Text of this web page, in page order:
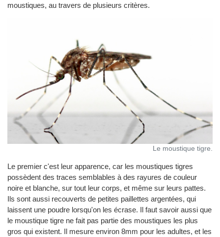
moustiques, au travers de plusieurs critères.
Le moustique tigre.
Le premier c'est leur apparence, car les moustiques tigres
possèdent des traces semblables à des rayures de couleur
noire et blanche, sur tout leur corps, et même sur leurs pattes.
Ils sont aussi recouverts de petites paillettes argentées, qui
laissent une poudre lorsqu'on les écrase. Il faut savoir aussi que
le moustique tigre ne fait pas partie des moustiques les plus
gros qui existent. Il mesure environ 8mm pour les adultes, et les